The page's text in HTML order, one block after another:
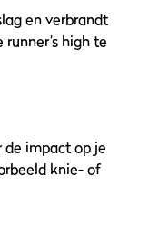
en verbrandt
high te
de impact op je
knie- of